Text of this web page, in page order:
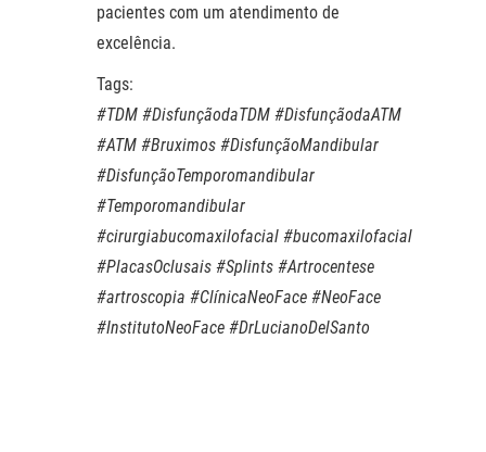
pacientes com um atendimento de
excelência.
Tags:
#TDM #DisfunçãodaTDM #DisfunçãodaATM
#ATM #Bruximos #DisfunçãoMandibular
#DisfunçãoTemporomandibular
#Temporomandibular
#cirurgiabucomaxilofacial #bucomaxilofacial
#PlacasOclusais #Splints #Artrocentese
#artroscopia #ClínicaNeoFace #NeoFace
#InstitutoNeoFace #DrLucianoDelSanto